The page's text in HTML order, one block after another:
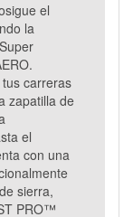
el
la
carreras
zapatilla de
el
con una
sierra,
PRO™